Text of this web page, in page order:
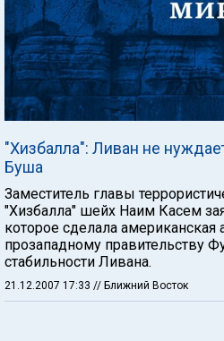
"Хизбалла": Ливан не
Буша
Заместитель главы
"Хизбалла" шейх Наим Касем
которое сделала американская
прозападному правительству
стабильности Ливана.
21.12.2007 17:33 // Ближний Восток